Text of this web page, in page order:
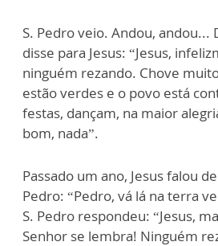
S. Pedro veio. Andou, andou...
disse para Jesus: “Jesus,
ninguém rezando. Chove
estão verdes e o povo está
festas, dançam, na maior
bom, nada”.
Passado um ano, Jesus falou
Pedro: “Pedro, vá lá na terra
S. Pedro respondeu: “Jesus,
Senhor se lembra! Ninguém